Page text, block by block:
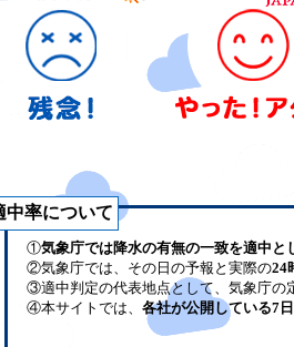
中率について
①気象庁では降水の有無の一致を適中と
②気象庁では、その日の予報と実際の24
③適中判定の代表地点として、気象庁の
④本サイトでは、 各社が公開している7